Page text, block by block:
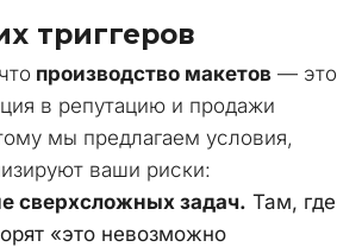
триггеров
производство макетов — это
в репутацию и продажи
мы предлагаем условия,
ваши риски:
сверхсложных задач. Там, где
«это невозможно